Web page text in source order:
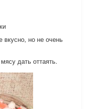
вкусно, но не очень
дать оттаять.